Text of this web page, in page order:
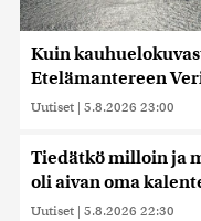
Kuin
Etelämantereen
Uutiset | 5.8.2026 23:00
Tiedätkö milloin ja
oli aivan oma
Uutiset | 5.8.2026 22:30